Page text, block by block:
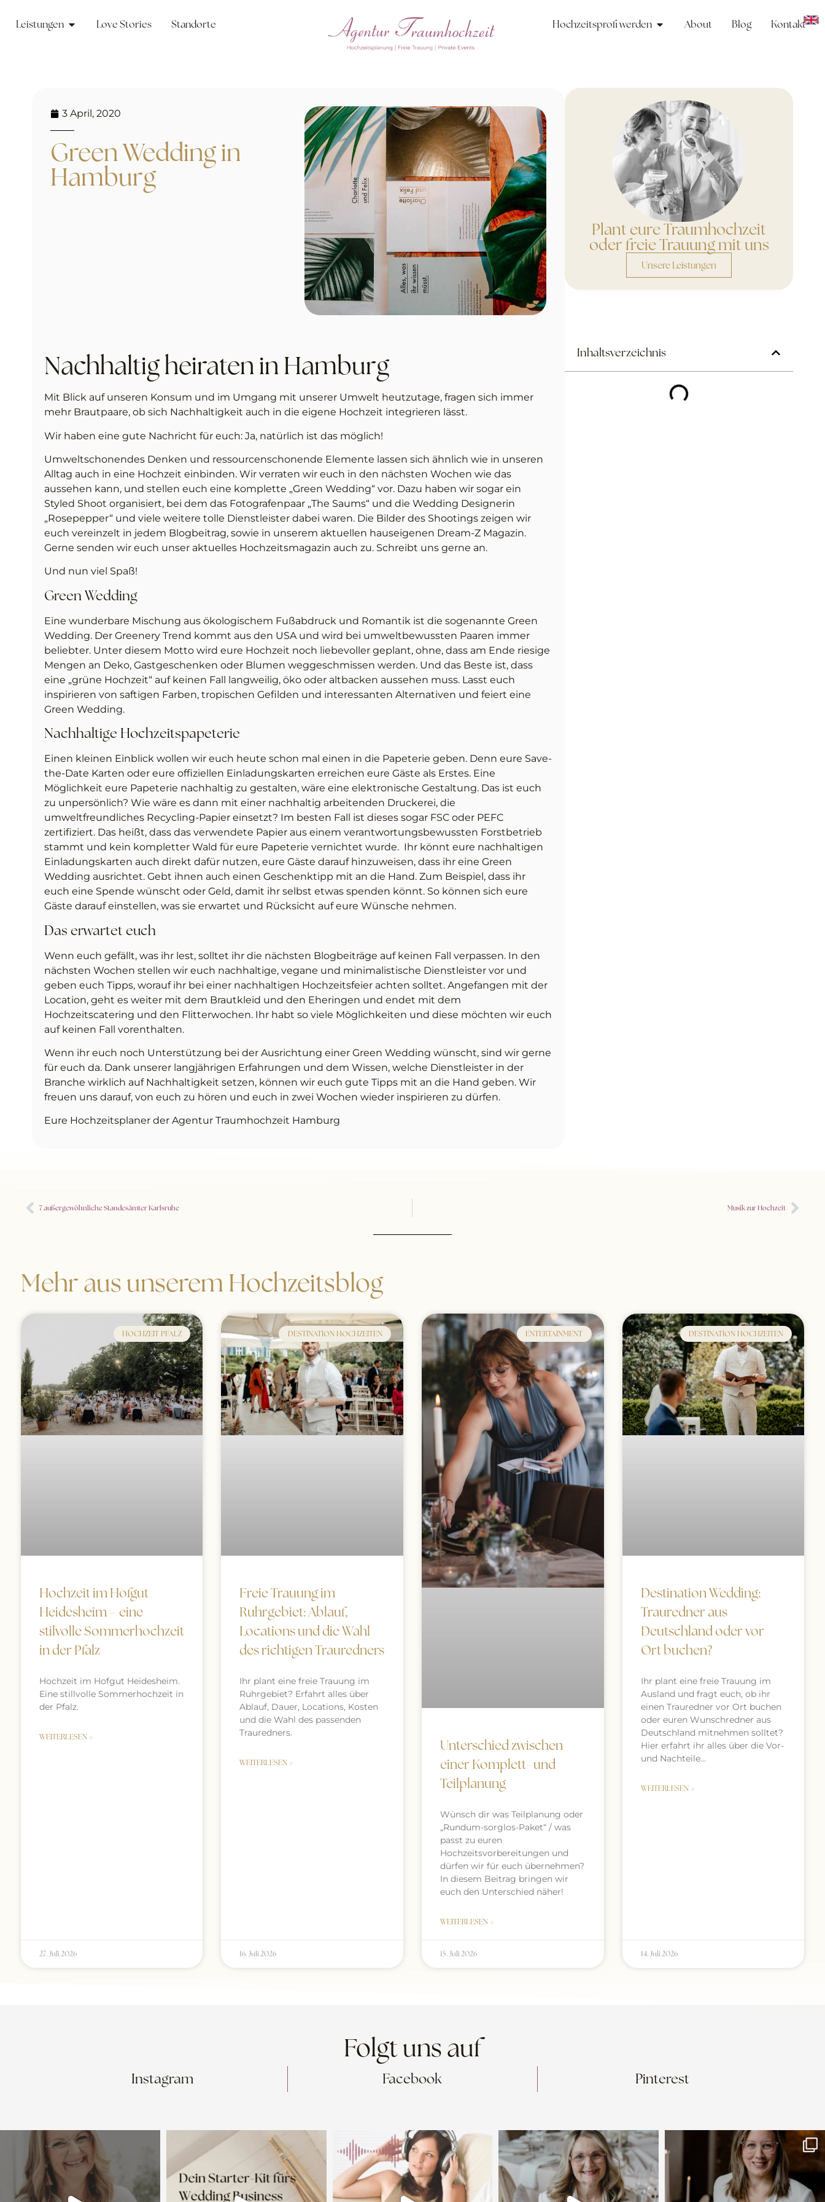
Leistungen Love Stories Standorte Hochzeitsprofi werden About Blog Kontakt
3 April, 2020
Green Wedding in
Hamburg
Plant eure Traumhochzeit
oder freie Trauung mit uns
Unsere Leistungen
Nachhaltig heiraten in Hamburg
Mit Blick auf unseren Konsum und im Umgang mit unserer Umwelt heutzutage, fragen sich immer
mehr Brautpaare, ob sich Nachhaltigkeit auch in die eigene Hochzeit integrieren lässt.
Wir haben eine gute Nachricht für euch: Ja, natürlich ist das möglich!
Umweltschonendes Denken und ressourcenschonende Elemente lassen sich ähnlich wie in unseren
Alltag auch in eine Hochzeit einbinden. Wir verraten wir euch in den nächsten Wochen wie das
aussehen kann, und stellen euch eine komplette „Green Wedding“ vor. Dazu haben wir sogar ein
Styled Shoot organisiert, bei dem das Fotografenpaar „The Saums“ und die Wedding Designerin
„Rosepepper“ und viele weitere tolle Dienstleister dabei waren. Die Bilder des Shootings zeigen wir
euch vereinzelt in jedem Blogbeitrag, sowie in unserem aktuellen hauseigenen Dream-Z Magazin.
Gerne senden wir euch unser aktuelles Hochzeitsmagazin auch zu. Schreibt uns gerne an.
Und nun viel Spaß!
Green Wedding
Eine wunderbare Mischung aus ökologischem Fußabdruck und Romantik ist die sogenannte Green
Wedding. Der Greenery Trend kommt aus den USA und wird bei umweltbewussten Paaren immer
beliebter. Unter diesem Motto wird eure Hochzeit noch liebevoller geplant, ohne, dass am Ende riesige
Mengen an Deko, Gastgeschenken oder Blumen weggeschmissen werden. Und das Beste ist, dass
eine „grüne Hochzeit“ auf keinen Fall langweilig, öko oder altbacken aussehen muss. Lasst euch
inspirieren von saftigen Farben, tropischen Gefilden und interessanten Alternativen und feiert eine
Green Wedding.
Nachhaltige Hochzeitspapeterie
Einen kleinen Einblick wollen wir euch heute schon mal einen in die Papeterie geben. Denn eure Save-
the-Date Karten oder eure offiziellen Einladungskarten erreichen eure Gäste als Erstes. Eine
Möglichkeit eure Papeterie nachhaltig zu gestalten, wäre eine elektronische Gestaltung. Das ist euch
zu unpersönlich? Wie wäre es dann mit einer nachhaltig arbeitenden Druckerei, die
umweltfreundliches Recycling-Papier einsetzt? Im besten Fall ist dieses sogar FSC oder PEFC
zertifiziert. Das heißt, dass das verwendete Papier aus einem verantwortungsbewussten Forstbetrieb
stammt und kein kompletter Wald für eure Papeterie vernichtet wurde. Ihr könnt eure nachhaltigen
Einladungskarten auch direkt dafür nutzen, eure Gäste darauf hinzuweisen, dass ihr eine Green
Wedding ausrichtet. Gebt ihnen auch einen Geschenktipp mit an die Hand. Zum Beispiel, dass ihr
euch eine Spende wünscht oder Geld, damit ihr selbst etwas spenden könnt. So können sich eure
Gäste darauf einstellen, was sie erwartet und Rücksicht auf eure Wünsche nehmen.
Das erwartet euch
Wenn euch gefällt, was ihr lest, solltet ihr die nächsten Blogbeiträge auf keinen Fall verpassen. In den
nächsten Wochen stellen wir euch nachhaltige, vegane und minimalistische Dienstleister vor und
geben euch Tipps, worauf ihr bei einer nachhaltigen Hochzeitsfeier achten solltet. Angefangen mit der
Location, geht es weiter mit dem Brautkleid und den Eheringen und endet mit dem
Hochzeitscatering und den Flitterwochen. Ihr habt so viele Möglichkeiten und diese möchten wir euch
auf keinen Fall vorenthalten.
Wenn ihr euch noch Unterstützung bei der Ausrichtung einer Green Wedding wünscht, sind wir gerne
für euch da. Dank unserer langjährigen Erfahrungen und dem Wissen, welche Dienstleister in der
Branche wirklich auf Nachhaltigkeit setzen, können wir euch gute Tipps mit an die Hand geben. Wir
freuen uns darauf, von euch zu hören und euch in zwei Wochen wieder inspirieren zu dürfen.
Eure Hochzeitsplaner der Agentur Traumhochzeit Hamburg
Inhaltsverzeichnis
7 außergewöhnliche Standesämter Karlsruhe Musik zur Hochzeit
Mehr aus unserem Hochzeitsblog
HOCHZEIT PFALZ
Hochzeit im Hofgut
Heidesheim – eine
stilvolle Sommerhochzeit
in der Pfalz
Hochzeit im Hofgut Heidesheim.
Eine stillvolle Sommerhochzeit in
der Pfalz.
WEITERLESEN »
27. Juli 2026
DESTINATION HOCHZEITEN
Freie Trauung im
Ruhrgebiet: Ablauf,
Locations und die Wahl
des richtigen Trauredners
Ihr plant eine freie Trauung im
Ruhrgebiet? Erfahrt alles über
Ablauf, Dauer, Locations, Kosten
und die Wahl des passenden
Trauredners.
WEITERLESEN »
16. Juli 2026
ENTERTAINMENT
Unterschied zwischen
einer Komplett- und
Teilplanung
Wünsch dir was Teilplanung oder
„Rundum-sorglos-Paket“ / was
passt zu euren
Hochzeitsvorbereitungen und
dürfen wir für euch übernehmen?
In diesem Beitrag bringen wir
euch den Unterschied näher!
WEITERLESEN »
15. Juli 2026
DESTINATION HOCHZEITEN
Destination Wedding:
Trauredner aus
Deutschland oder vor
Ort buchen?
Ihr plant eine freie Trauung im
Ausland und fragt euch, ob ihr
einen Trauredner vor Ort buchen
oder euren Wunschredner aus
Deutschland mitnehmen solltet?
Hier erfahrt ihr alles über die Vor-
und Nachteile…
WEITERLESEN »
14. Juli 2026
Folgt uns auf
Instagram Facebook Pinterest